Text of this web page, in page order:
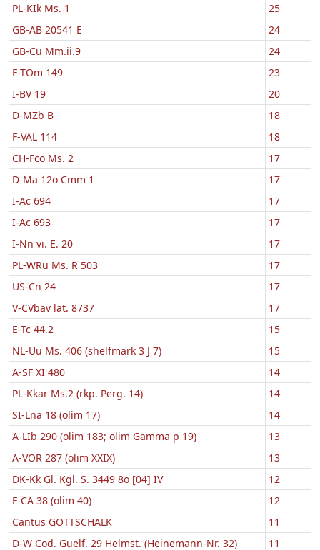
PL-KIk Ms. 1
25
GB-AB 20541 E
24
GB-Cu Mm.ii.9
24
F-TOm 149
23
I-BV 19
20
D-MZb B
18
F-VAL 114
18
CH-Fco Ms. 2
17
D-Ma 12o Cmm 1
17
I-Ac 694
17
I-Ac 693
17
I-Nn vi. E. 20
17
PL-WRu Ms. R 503
17
US-Cn 24
17
V-CVbav lat. 8737
17
E-Tc 44.2
15
NL-Uu Ms. 406 (shelfmark 3 J 7)
15
A-SF XI 480
14
PL-Kkar Ms.2 (rkp. Perg. 14)
14
SI-Lna 18 (olim 17)
14
A-LIb 290 (olim 183; olim Gamma p 19)
13
A-VOR 287 (olim XXIX)
13
DK-Kk Gl. Kgl. S. 3449 8o [04] IV
12
F-CA 38 (olim 40)
12
Cantus GOTTSCHALK
11
D-W Cod. Guelf. 29 Helmst. (Heinemann-Nr. 32)
11